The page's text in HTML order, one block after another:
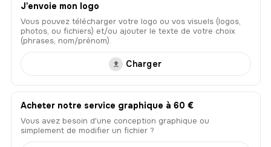
J'envoie mon logo
Vous pouvez télécharger votre logo ou vos visuels (logos,
photos, ou fichiers) et/ou ajouter le texte de votre choix
(phrases, nom/prénom).
Charger
Acheter notre service graphique à 60 €
Vous avez besoin d'une conception graphique ou
simplement de modifier un fichier ?